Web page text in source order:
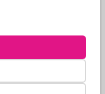
aan te passen